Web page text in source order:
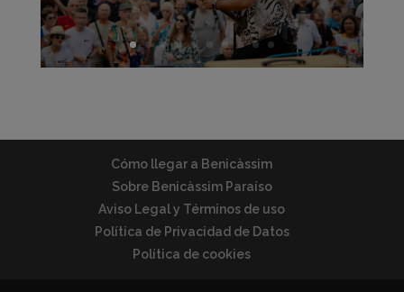
Cómo llegar a Benicàssim
Sobre Benicàssim Paraíso
Aviso Legal y Términos de uso
Política de Privacidad de Datos
Política de cookies